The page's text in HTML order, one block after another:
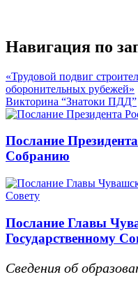
Навигация по
«Трудовой подвиг
оборонительных рубежей»
Викторина “Знатоки ПДД”
Послание
Собранию
Послание Главы
Государственному
Сведения об